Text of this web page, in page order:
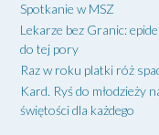
Spotkanie w MSZ
Lekarze bez Granic:
do tej pory
Raz w roku platki róż
Kard. Ryś do młodzieży
świętości dla każdego